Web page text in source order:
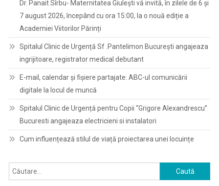
Dr. Panait Sîrbu- Maternitatea Giulești vă invită, în zilele de 6 și
7 august 2026, începând cu ora 15:00, la o nouă ediție a
Academiei Viitorilor Părinți
Spitalul Clinic de Urgență Sf .Pantelimon București angajeaza
ingrijitoare, registrator medical debutant
E-mail, calendar şi fişiere partajate: ABC-ul comunicării
digitale la locul de muncă
Spitalul Clinic de Urgență pentru Copii “Grigore Alexandrescu”
Bucuresti angajeaza electricieni si instalatori
Cum influențează stilul de viață proiectarea unei locuințe
Caută
după: